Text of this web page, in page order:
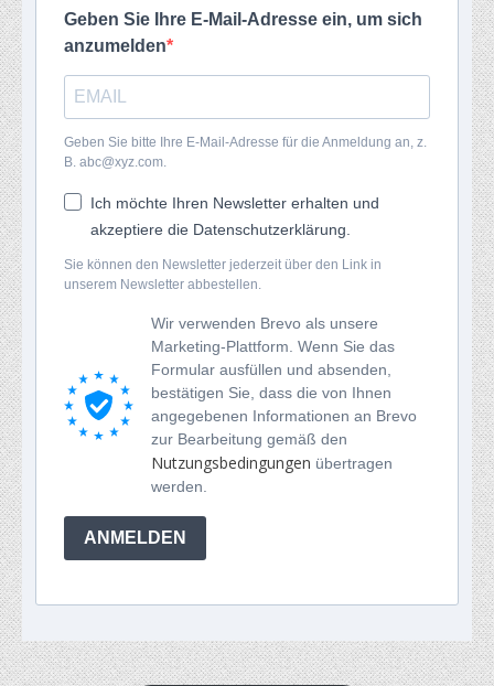
Geben Sie Ihre E-Mail-Adresse ein, um sich
anzumelden
Geben Sie bitte Ihre E-Mail-Adresse für die Anmeldung an, z.
B. abc@xyz.com.
Ich möchte Ihren Newsletter erhalten und
akzeptiere die Datenschutzerklärung.
Sie können den Newsletter jederzeit über den Link in
unserem Newsletter abbestellen.
Wir verwenden Brevo als unsere
Marketing-Plattform. Wenn Sie das
Formular ausfüllen und absenden,
bestätigen Sie, dass die von Ihnen
angegebenen Informationen an Brevo
zur Bearbeitung gemäß den
Nutzungsbedingungen übertragen
werden.
ANMELDEN